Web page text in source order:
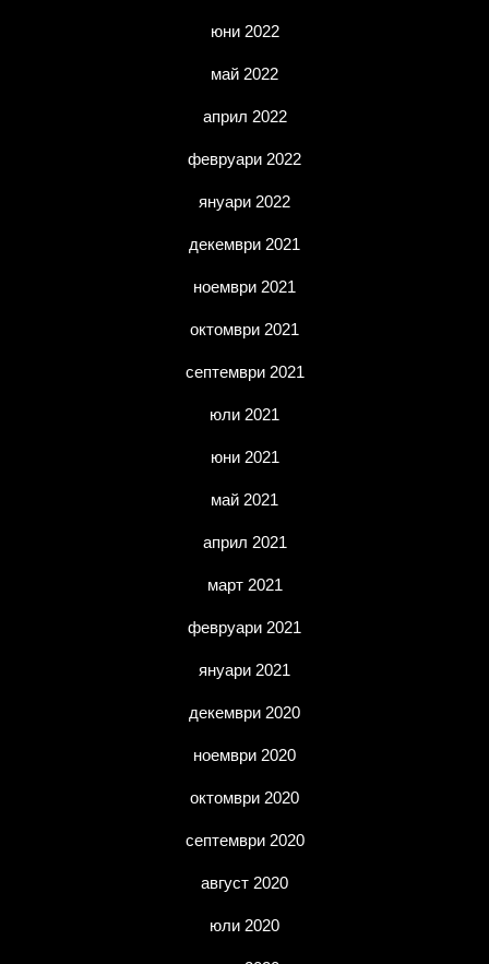
юни 2022
май 2022
април 2022
февруари 2022
януари 2022
декември 2021
ноември 2021
октомври 2021
септември 2021
юли 2021
юни 2021
май 2021
април 2021
март 2021
февруари 2021
януари 2021
декември 2020
ноември 2020
октомври 2020
септември 2020
август 2020
юли 2020